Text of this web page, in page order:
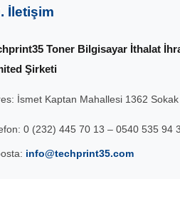
İletişim
Toner Bilgisayar İthalat
Şirketi
İsmet Kaptan Mahallesi 1362
0 (232) 445 70 13 – 0540 535 94
info@techprint35.com